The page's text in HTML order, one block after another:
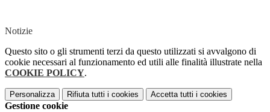
Notizie
Questo sito o gli strumenti terzi da questo utilizzati si avvalgono di
cookie necessari al funzionamento ed utili alle finalità illustrate nella
COOKIE POLICY.
Personalizza Rifiuta tutti i cookies Accetta tutti i cookies
Gestione cookie